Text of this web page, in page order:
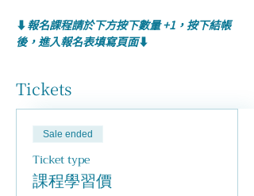
⬇️報名課程請於下方按下數量 +1，按下結帳
後，進入報名表填寫頁面⬇️
Tickets
Sale ended
Ticket type
課程學習價